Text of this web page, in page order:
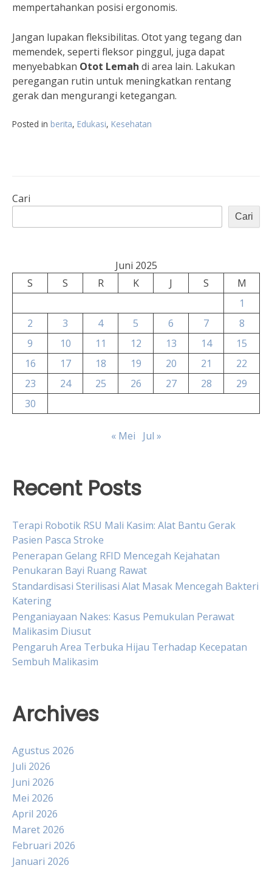
mempertahankan posisi ergonomis.
Jangan lupakan fleksibilitas. Otot yang tegang dan
memendek, seperti fleksor pinggul, juga dapat
menyebabkan Otot Lemah di area lain. Lakukan
peregangan rutin untuk meningkatkan rentang
gerak dan mengurangi ketegangan.
Posted in berita, Edukasi, Kesehatan
Cari
Cari
Juni 2025
S
S R K J S
M
1
2
3 4 5 6 7
8
9
10 11 12 13 14
15
16
17 18 19 20 21
22
23
24 25 26 27 28
29
30
« Mei Jul »
Recent Posts
Terapi Robotik RSU Mali Kasim: Alat Bantu Gerak
Pasien Pasca Stroke
Penerapan Gelang RFID Mencegah Kejahatan
Penukaran Bayi Ruang Rawat
Standardisasi Sterilisasi Alat Masak Mencegah Bakteri
Katering
Penganiayaan Nakes: Kasus Pemukulan Perawat
Malikasim Diusut
Pengaruh Area Terbuka Hijau Terhadap Kecepatan
Sembuh Malikasim
Archives
Agustus 2026
Juli 2026
Juni 2026
Mei 2026
April 2026
Maret 2026
Februari 2026
Januari 2026